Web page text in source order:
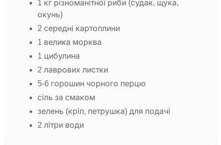
1 кг різноманітної риби (судак, щука,
окунь)
2 середні картоплини
1 велика морква
1 цибулина
2 лаврових листки
5-6 горошин чорного перцю
сіль за смаком
зелень (кріп, петрушка) для подачі
2 літри води